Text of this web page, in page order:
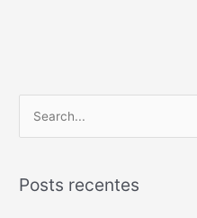
qPosts recentes